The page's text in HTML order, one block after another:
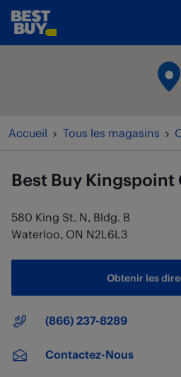
Passer au contenu
www.bestbuy.ca
Accueil Tous les magasins
Best Buy Kingspoint
580 King St. N, Bldg. B
Waterloo, ON N2L6L3
Obtenir les
Numéro principal
(866) 237-8289
Contactez-Nous